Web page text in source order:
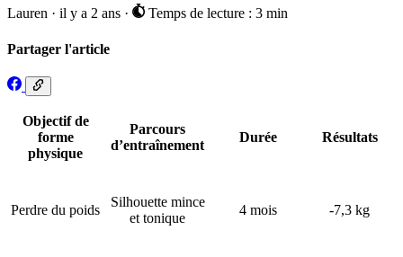
Lauren · il y a 2 ans · Temps de lecture : 3 min
Partager l'article
Objectif de
forme
physique
Parcours
d’entraînement
Durée Résultats
Perdre du poids
Silhouette mince
et tonique
4 mois -7,3 kg